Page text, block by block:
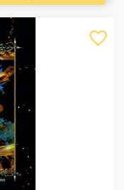
favorite_border